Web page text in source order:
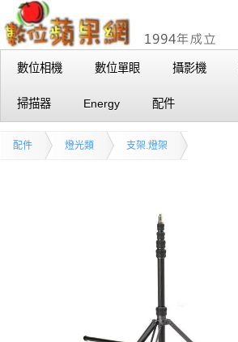
數位相機 數位單眼 攝影機
掃描器 Energy 配件
配件 燈光類 支架.燈架